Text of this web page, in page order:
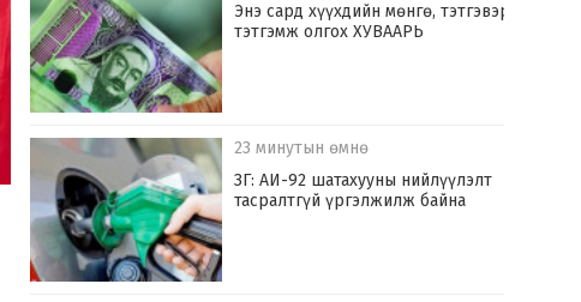
Энэ сард хүүхдийн мөнгө, тэтгэвэр,
тэтгэмж олгох ХУВААРЬ
23 минутын өмнө
ЗГ: АИ-92 шатахууны нийлүүлэлт
тасралтгүй үргэлжилж байна